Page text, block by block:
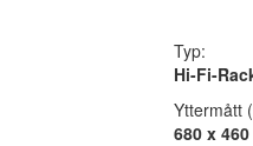
Typ:
Hi-Fi-
Yttermått
680 x